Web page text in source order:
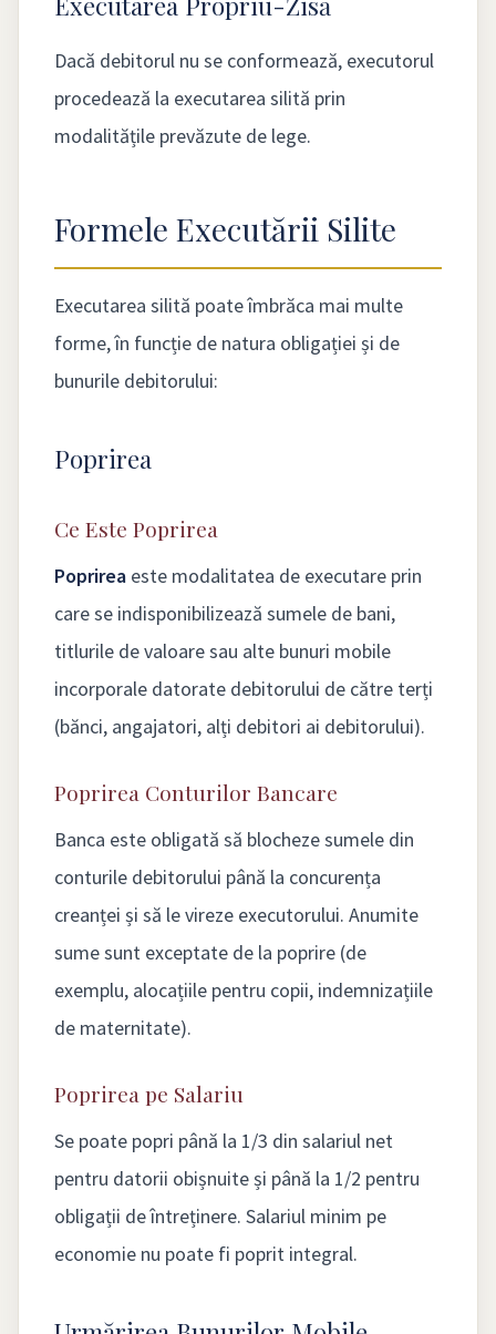
Dacă debitorul nu se conformează, executorul
procedează la executarea silită prin
modalitățile prevăzute de lege.
Formele Executării Silite
Executarea silită poate îmbrăca mai multe
forme, în funcție de natura obligației și de
bunurile debitorului:
Poprirea
Ce Este Poprirea
Poprirea este modalitatea de executare prin
care se indisponibilizează sumele de bani,
titlurile de valoare sau alte bunuri mobile
incorporale datorate debitorului de către terți
(bănci, angajatori, alți debitori ai debitorului).
Poprirea Conturilor Bancare
Banca este obligată să blocheze sumele din
conturile debitorului până la concurența
creanței și să le vireze executorului. Anumite
sume sunt exceptate de la poprire (de
exemplu, alocațiile pentru copii, indemnizațiile
de maternitate).
Poprirea pe Salariu
Se poate popri până la 1/3 din salariul net
pentru datorii obișnuite și până la 1/2 pentru
obligații de întreținere. Salariul minim pe
economie nu poate fi poprit integral.